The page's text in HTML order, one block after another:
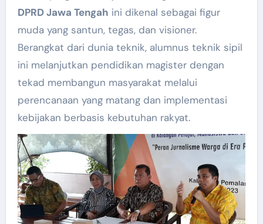
DPRD Jawa Tengah ini dikenal sebagai figur
muda yang santun, tegas, dan visioner.
Berangkat dari dunia teknik, alumnus teknik sipil
ini melanjutkan pendidikan magister dengan
tekad membangun masyarakat melalui
perencanaan yang matang dan implementasi
kebijakan berbasis kebutuhan rakyat.